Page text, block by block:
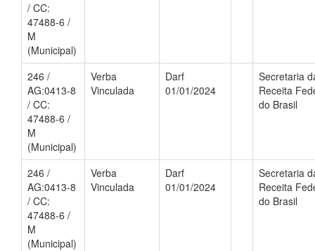
/ CC:
47488-6 /
M
(Municipal)
246 /
AG:0413-8
/ CC:
47488-6 /
M
(Municipal)
Verba
Vinculada
Darf
01/01/2024
Secretaria
Receita
do Brasil
246 /
AG:0413-8
/ CC:
47488-6 /
M
(Municipal)
Verba
Vinculada
Darf
01/01/2024
Secretaria
Receita
do Brasil